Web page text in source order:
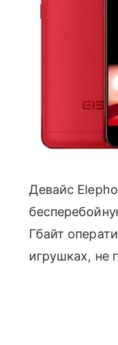
Девайс
Гбайт
игрушках, не